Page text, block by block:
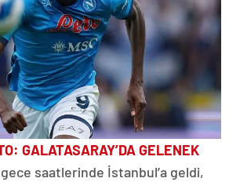
GALATASARAY’DA GELENEK
saatlerinde İstanbul’a geldi,